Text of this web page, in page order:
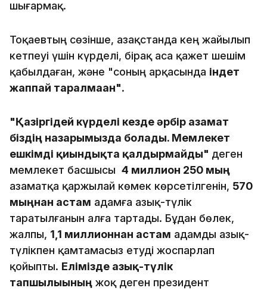
шығармақ.
Тоқаевтың сөзінше, Қазақстанда кең жайылып
кетпеуі үшін күрделі, бірақ аса қажет шешім
қабылдаған, және "соның арқасында індет
жаппай таралмаған".
"Қазіргідей күрделі кезде әрбір азамат
біздің назарымызда болады. Мемлекет
ешкімді қиындықта қалдырмайды" деген
мемлекет басшысы 4 миллион 250 мың
азаматқа қаржылай көмек көрсетілгенін, 570
мыңнан астам адамға азық-түлік
таратылғанын алға тартады. Бұдан бөлек,
жалпы, 1,1 миллионнан астам адамды азық-
түлікпен қамтамасыз етуді жоспарлап
қойыпты. Елімізде азық-түлік
тапшылығының жоқ деген президент